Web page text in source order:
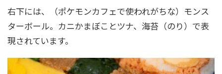
右下には、（ポケモンカフェで使われがちな）モンス
ターボール。カニかまぼことツナ、海苔（のり）で表
現されています。